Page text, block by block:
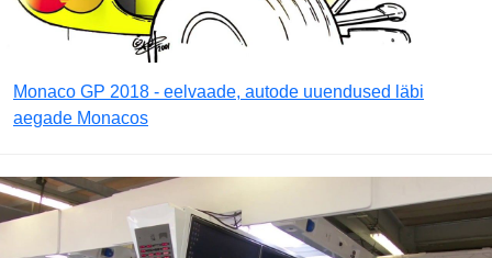
Monaco GP 2018 - eelvaade, autode uuendused läbi
aegade Monacos